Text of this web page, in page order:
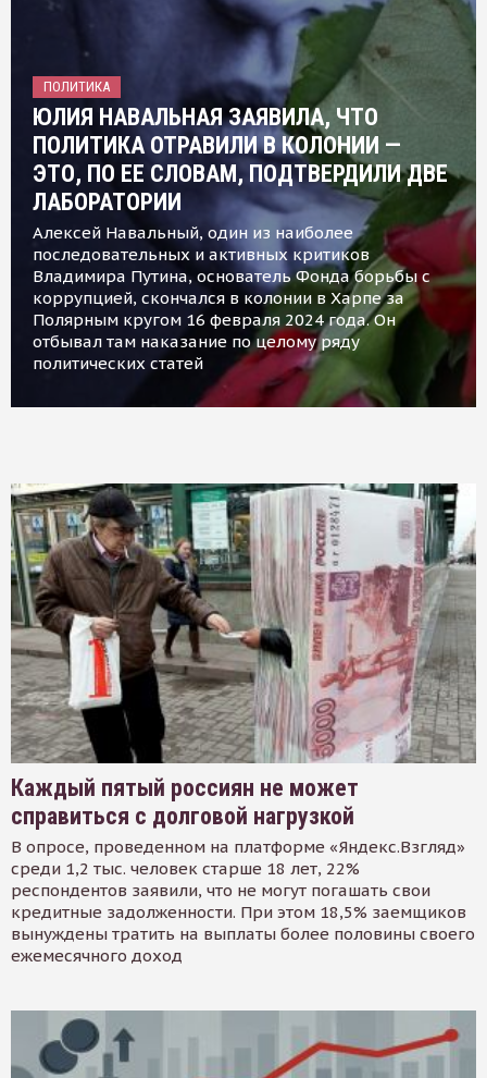
ПОЛИТИКА
ЮЛИЯ НАВАЛЬНАЯ ЗАЯВИЛА, ЧТО
ПОЛИТИКА ОТРАВИЛИ В КОЛОНИИ —
ЭТО, ПО ЕЕ СЛОВАМ, ПОДТВЕРДИЛИ ДВЕ
ЛАБОРАТОРИИ
Алексей Навальный, один из наиболее
последовательных и активных критиков
Владимира Путина, основатель Фонда борьбы с
коррупцией, скончался в колонии в Харпе за
Полярным кругом 16 февраля 2024 года. Он
отбывал там наказание по целому ряду
политических статей
Каждый пятый россиян не может
справиться с долговой нагрузкой
В опросе, проведенном на платформе «Яндекс.Взгляд»
среди 1,2 тыс. человек старше 18 лет, 22%
респондентов заявили, что не могут погашать свои
кредитные задолженности. При этом 18,5% заемщиков
вынуждены тратить на выплаты более половины своего
ежемесячного доход